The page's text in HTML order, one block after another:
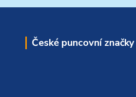
České puncovní značky